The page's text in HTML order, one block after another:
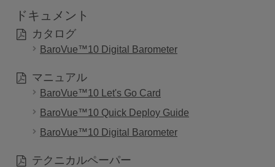
ドキュメント
カタログ
BaroVue™10 Digital Barometer
マニュアル
BaroVue™10 Let's Go Card
BaroVue™10 Quick Deploy Guide
BaroVue™10 Digital Barometer
テクニカルペーパー